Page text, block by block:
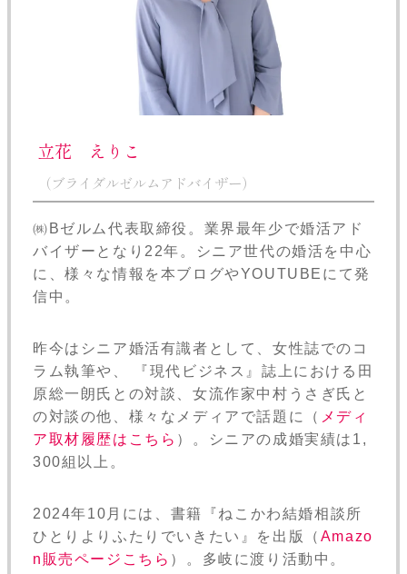
立花 えりこ
（ブライダルゼルムアドバイザー）
㈱Bゼルム代表取締役。業界最年少で婚活アド
バイザーとなり22年。シニア世代の婚活を中心
に、様々な情報を本ブログやYOUTUBEにて発
信中。
昨今はシニア婚活有識者として、女性誌でのコ
ラム執筆や、 『現代ビジネス』誌上における田
原総一朗氏との対談、女流作家中村うさぎ氏と
の対談の他、様々なメディアで話題に（ メディ
ア取材履歴はこちら ）。シニアの成婚実績は1,
300組以上。
2024年10月には、書籍『ねこかわ結婚相談所
ひとりよりふたりでいきたい』を出版（ Amazo
n販売ページこちら ）。多岐に渡り活動中。